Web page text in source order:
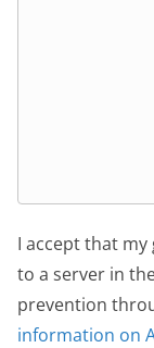
I accept that my
to a server in
prevention
information on